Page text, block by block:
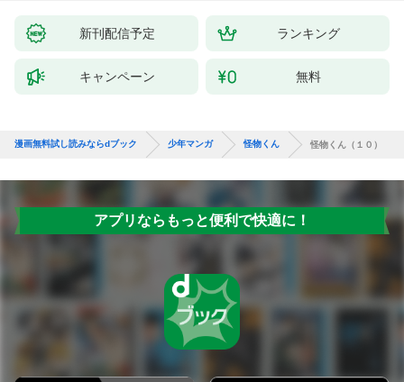
新刊配信予定 ランキング
キャンペーン 無料
漫画無料試し読みならdブック 少年マンガ 怪物くん 怪物くん（１０）
アプリならもっと便利で快適に！